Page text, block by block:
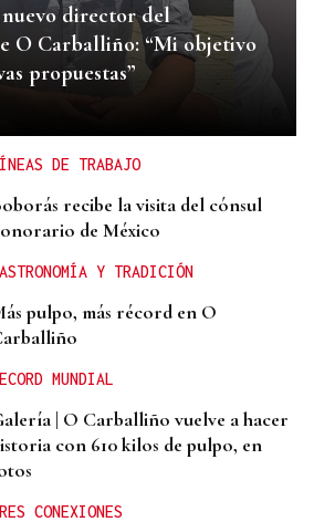
nuevo director del
O Carballiño: “Mi objetivo
propuestas”
DE TRABAJO
recibe la visita del cónsul
de México
Y TRADICIÓN
pulpo, más récord en O
MUNDIAL
| O Carballiño vuelve a hacer
con 610 kilos de pulpo, en
CONEXIONES